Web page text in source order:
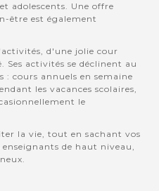
adolescents. Une offre
être est également
d'une jolie cour
activités se déclinent au
: cours annuels en semaine
les vacances scolaires,
le
la vie, tout en sachant vos
de haut niveau,